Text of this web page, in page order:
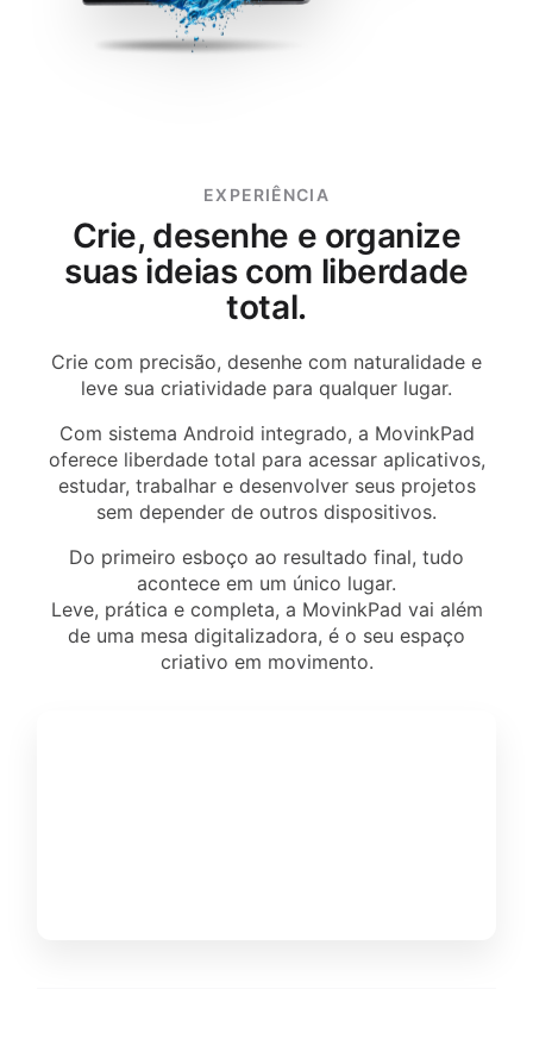
EXPERIÊNCIA
Crie, desenhe e organize
suas ideias com liberdade
total.
Crie com precisão, desenhe com naturalidade e
leve sua criatividade para qualquer lugar.
Com sistema Android integrado, a MovinkPad
oferece liberdade total para acessar aplicativos,
estudar, trabalhar e desenvolver seus projetos
sem depender de outros dispositivos.
Do primeiro esboço ao resultado final, tudo
acontece em um único lugar.
Leve, prática e completa, a MovinkPad vai além
de uma mesa digitalizadora, é o seu espaço
criativo em movimento.